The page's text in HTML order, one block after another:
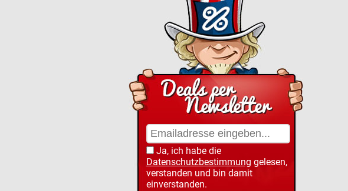
Ja, ich habe die
Datenschutzbestimmung gelesen,
verstanden und bin damit
einverstanden.